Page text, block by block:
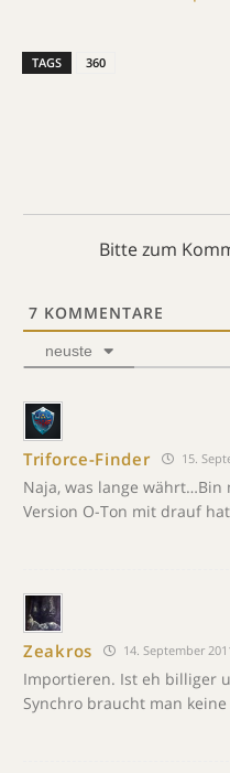
TAGS 360
Bitte zum
7 KOMMENTARE
neuste
Triforce-Finder 15.
Naja, was lange währt…Bin
Version O-Ton mit drauf
Zeakros 14. September
Importieren. Ist eh billiger
Synchro braucht man keine